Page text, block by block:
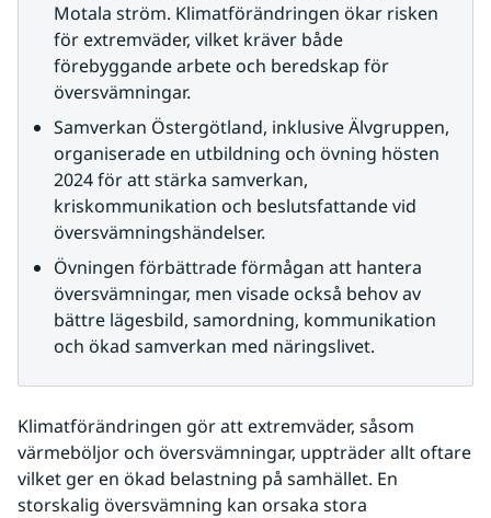
Motala ström. Klimatförändringen ökar risken
för extremväder, vilket kräver både
förebyggande arbete och beredskap för
översvämningar.
Samverkan Östergötland, inklusive Älvgruppen,
organiserade en utbildning och övning hösten
2024 för att stärka samverkan,
kriskommunikation och beslutsfattande vid
översvämningshändelser.
Övningen förbättrade förmågan att hantera
översvämningar, men visade också behov av
bättre lägesbild, samordning, kommunikation
och ökad samverkan med näringslivet.
Klimatförändringen gör att extremväder, såsom
värmeböljor och översvämningar, uppträder allt oftare
vilket ger en ökad belastning på samhället. En
storskalig översvämning kan orsaka stora